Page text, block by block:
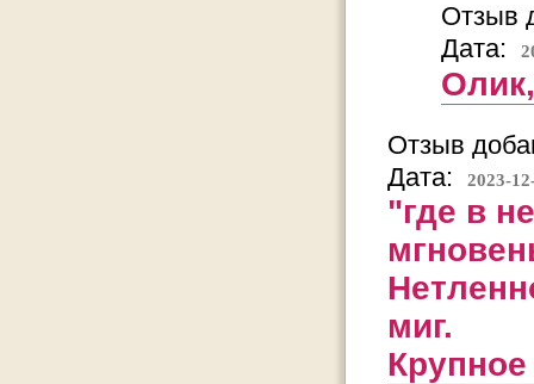
Отзыв
Дата:
Отзыв
Дата:
2023-
"где в
миг.